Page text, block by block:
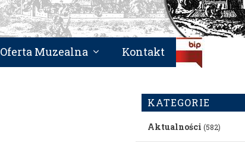
Oferta Muzealna Kontakt
KATEGORIE
Aktualności (582)